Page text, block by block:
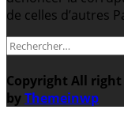
de celles d’autres
Rechercher :
Copyright All right
byThemeinwp